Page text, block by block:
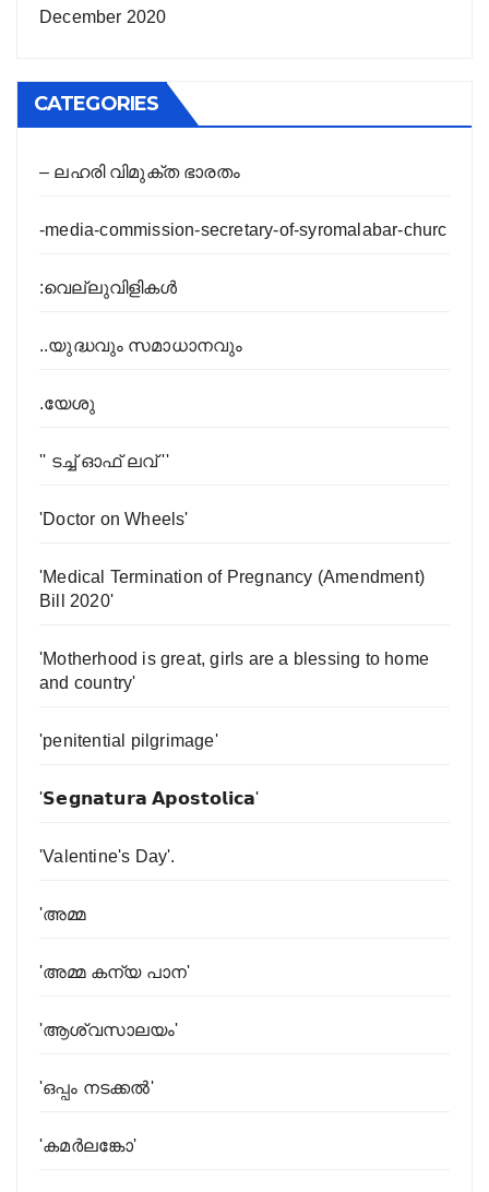
December 2020
CATEGORIES
– ലഹരി വിമുക്ത ഭാരതം
-media-commission-secretary-of-syromalabar-churc
:വെല്ലുവിളികൾ
..യുദ്ധവും സമാധാനവും
.യേശു
'' ടച്ച് ഓഫ് ലവ് ''
'Doctor on Wheels'
'Medical Termination of Pregnancy (Amendment)
Bill 2020'
'Motherhood is great, girls are a blessing to home
and country'
'penitential pilgrimage'
'𝗦𝗲𝗴𝗻𝗮𝘁𝘂𝗿𝗮 𝗔𝗽𝗼𝘀𝘁𝗼𝗹𝗶𝗰𝗮'
'Valentine's Day'.
'അമ്മ
'അമ്മ കന്യ പാന'
'ആശ്വസാലയം'
'ഒപ്പം നടക്കൽ'
'കമര്‍ലങ്കോ'